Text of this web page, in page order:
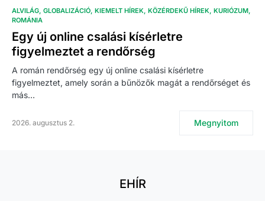
ALVILÁG GLOBALIZÁCIÓ KIEMELT HÍREK KÖZÉRDEKŰ HÍREK KURIÓZUM
ROMÁNIA
Egy új online csalási kísérletre
figyelmeztet a rendőrség
A román rendőrség egy új online csalási kísérletre
figyelmeztet, amely során a bűnözők magát a rendőrséget és
más…
2026. augusztus 2. Megnyitom
EHÍR